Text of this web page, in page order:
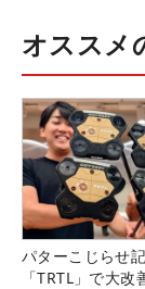
オススメ
パターこじらせ
「TRTL」で大改